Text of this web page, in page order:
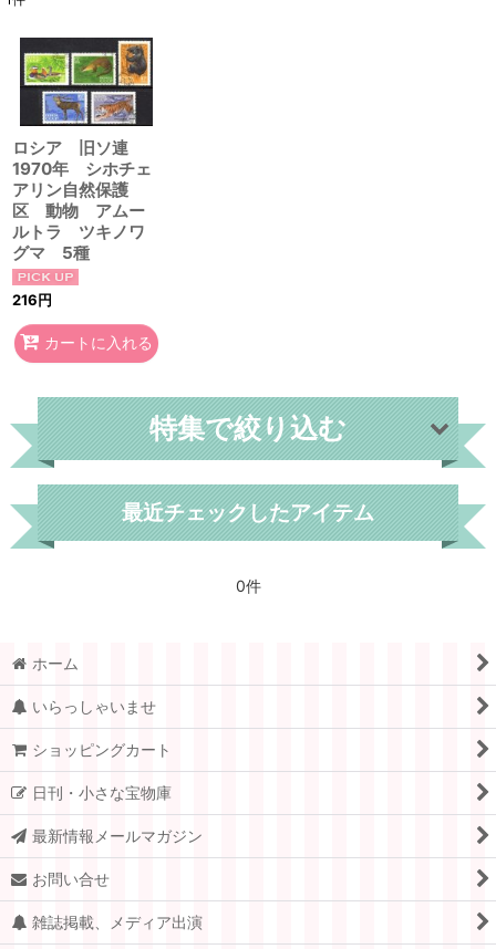
在庫あり
並び順:
ロシア 旧ソ連
1970年 シホチェ
アリン自然保護
区 動物 アムー
ルトラ ツキノワ
グマ 5種
216円
カートに入れる
特集で絞り込む
世界各国
ノルウェー
フランス
スイス
ドイツ.ベルリン
チェコ
アメリカ
最近チェックしたアイテム
0件
ホーム
いらっしゃいませ
ショッピングカート
日刊・小さな宝物庫
最新情報メールマガジン
お問い合せ
雑誌掲載、メディア出演